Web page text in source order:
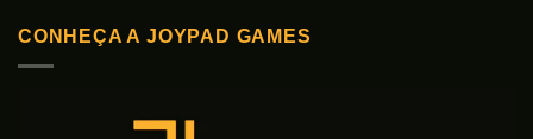
várias
variantes.
várias
CONHEÇA A JOYPAD GAMES